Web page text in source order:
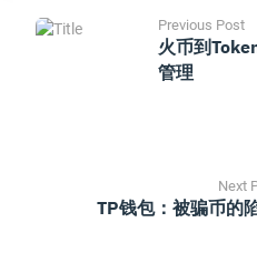
Previous Post
火币到
管理
Next
TP钱包：被骗币的